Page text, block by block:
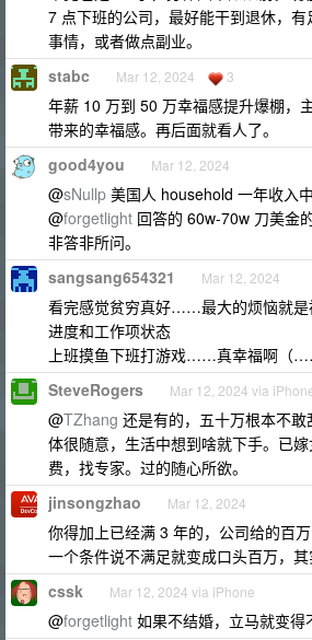
7 点下班的公司，最好能干到退休，
事情，或者做点副业。
stabc Mar 12, 2024 3
年薪 10 万到 50 万幸福感提升爆棚，
带来的幸福感。再后面就看人了。
good4you Mar 12, 2024
@sNullp 美国人 household 一年收入
@forgetlight 回答的 60w-70w 刀美金
非答非所问。
sangsang654321 Mar 12, 2024
看完感觉贫穷真好……最大的烦恼就
进度和工作项状态
上班摸鱼下班打游戏……真幸福啊（
SteveRogers Mar 12, 2024 via
@TZhang 还是有的，五十万根本不
体很随意，生活中想到啥就下手。已
费，找专家。过的随心所欲。
jinsongzhao Mar 12, 2024
你得加上已经满 3 年的，公司给的百
一个条件说不满足就变成口头百万，其
cssk Mar 12, 2024 via iPhone
@forgetlight 如果不结婚，立马就变得